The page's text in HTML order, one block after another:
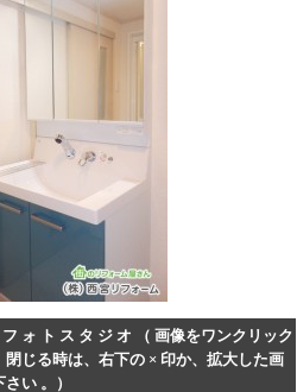
ォ ト ス タ ジ オ （ 画像をワンクリック
じる時は、右下の × 印か、拡大した画
い 。）